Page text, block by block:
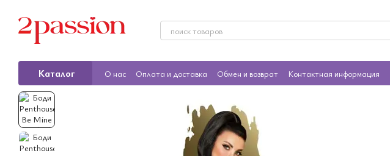
Каталог О нас Оплата и доставка Обмен и возврат Контактная информация